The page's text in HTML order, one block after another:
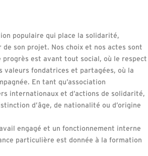
populaire qui place la solidarité,
son projet. Nos choix et nos actes sont
est avant tout social, où le respect
valeurs fondatrices et partagées, où la
En tant qu’association
internationaux et d’actions de solidarité,
d’âge, de nationalité ou d’origine
engagé et un fonctionnement interne
particulière est donnée à la formation